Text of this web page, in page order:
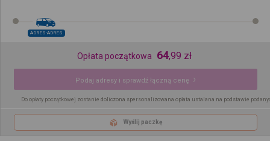
ADRES-ADRES
Opłata początkowa 64,99 zł
Podaj adresy i sprawdź łączną cenę
Do opłaty początkowej zostanie doliczona spersonalizowana opłata ustalana na podstawie
Wyślij paczkę